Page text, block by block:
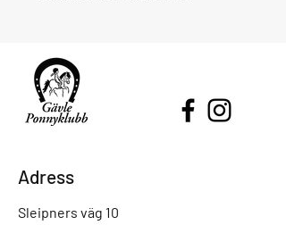
Adress
Sleipners väg 10